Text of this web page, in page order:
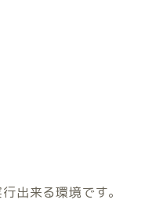
出来る環境です。